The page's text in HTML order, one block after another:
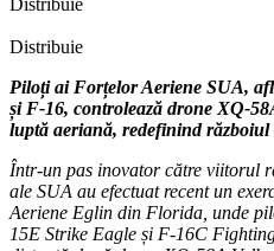
Distribuie
Piloți ai Forțelor Aeriene SUA,
și F-16, controlează drone XQ-
luptă aeriană, redefinind războiul
Într-un pas inovator către viitorul
ale SUA au efectuat recent un
Aeriene Eglin din Florida, unde
15E Strike Eagle și F-16C